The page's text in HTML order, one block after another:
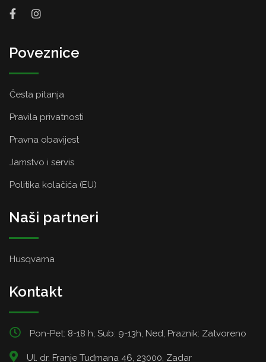
Poveznice
Česta pitanja
Pravila privatnosti
Pravna obavijest
Jamstvo i servis
Politika kolačića (EU)
Naši partneri
Husqvarna
Kontakt
Pon-Pet: 8-18 h; Sub: 9-13h, Ned, Praznik: Zatvoreno
Ul. dr. Franje Tuđmana 46, 23000, Zadar